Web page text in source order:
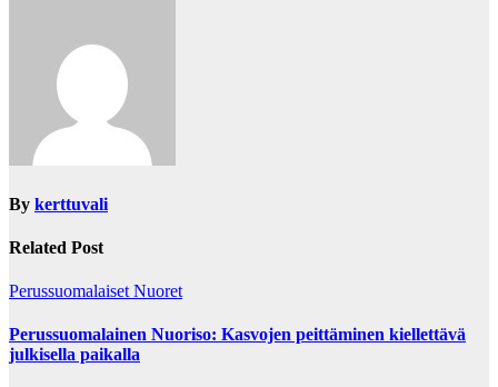
By kerttuvali
Related Post
Perussuomalaiset Nuoret
Perussuomalainen Nuoriso: Kasvojen peittäminen kiellettävä
julkisella paikalla